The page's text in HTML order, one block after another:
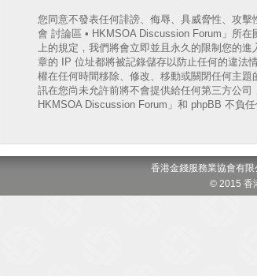
您同意不發表任何誹謗、侮辱、具威脅性、攻
會 討論區 • HKMSOA Discussion Forum」所
上的規定，我們將會立即並且永久的限制您的
章的 IP 位址都將被記錄儲存以防止任何的違法
權在任何時間移除、修改、移動或關閉任何主
訊在您尚未允許前將不會提供給任何第三方公
HKMSOA Discussion Forum」和 phpBB 不負任
香港金錢服務業協會有
© 2015 香